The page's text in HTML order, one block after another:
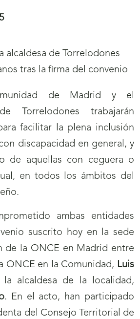
de Madrid y el
Torrelodones trabajarán
facilitar la plena inclusión
discapacidad en general, y
de aquellas con ceguera o
en todos los ámbitos del
ambas entidades
suscrito hoy en la sede
de la ONCE en Madrid entre
ONCE en la Comunidad, Luis
alcaldesa de la localidad,
. En el acto, han participado
del Consejo Territorial de